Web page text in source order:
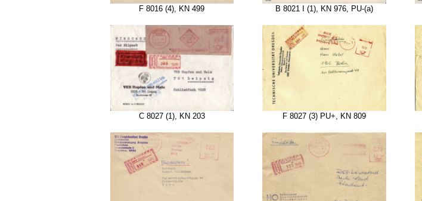
F 8016 (4), KN 499 B 8021 I (1), KN 976, PU-(a)
C 8027 (1), KN 203 F 8027 (3) PU+, KN 809